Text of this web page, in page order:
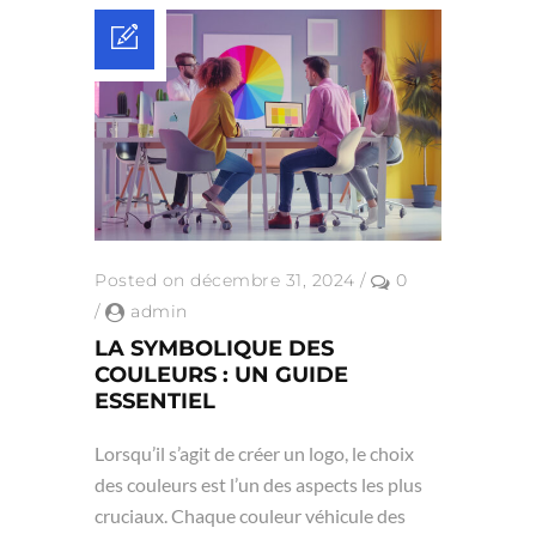
Posted on décembre 31, 2024 /
0
/
admin
LA SYMBOLIQUE DES
COULEURS : UN GUIDE
ESSENTIEL
Lorsqu’il s’agit de créer un logo, le choix
des couleurs est l’un des aspects les plus
cruciaux. Chaque couleur véhicule des